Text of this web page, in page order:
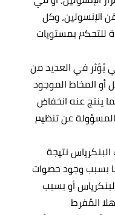
وكل
للتحكم بمستويات
يُؤثر في العديد من
أو المخاط الموجود
ينتج عنه انخفاض
المسؤولة عن تنظيم
نتيجة
بسبب وجود حصوات
أو بسبب
المُفرط